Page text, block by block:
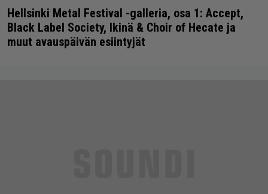
Hellsinki Metal Festival -galleria, osa 1: Accept,
Black Label Society, Ikinä & Choir of Hecate ja
muut avauspäivän esiintyjät